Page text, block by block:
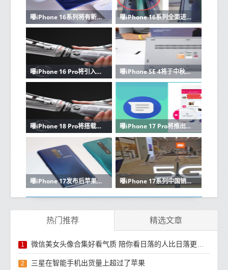
曝iPhone 16系列将有新工艺新配色 绿色看起来很惊艳 曝iPhone 16系列全面进化 或成13/14系列用户换机动力
曝iPhone 16 Pro将引入新的“玫瑰”色 和玫瑰金不同 曝iPhone SE 4将于中秋节后量产 可平替iPhone 16
曝iPhone 18 Pro将搭载苹果C2自研基带 摆脱对高通依赖 曝iPhone 17 Pro将推出新天空蓝配色 灵感来自MacBook
曝iPhone 17发布后苹果将停售8款产品 含四款iPhone 曝iPhone 17系列中国销量相比上代暴涨40% Pro Max占半
热门推荐 精选文章
1 微信美女头像合集好看气质 陪你看日落的人比日落更浪漫
2 三星在智能手机出货量上超过了苹果